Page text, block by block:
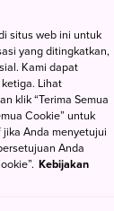
situs web ini untuk
yang ditingkatkan,
Kami dapat
Lihat
klik “Terima Semua
Cookie” untuk
Anda menyetujui
Anda
Kebijakan